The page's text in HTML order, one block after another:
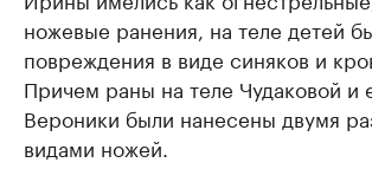
ножевые ранения, на теле детей
повреждения в виде синяков и
Причем раны на теле Чудаковой и
Вероники были нанесены двумя
видами ножей.